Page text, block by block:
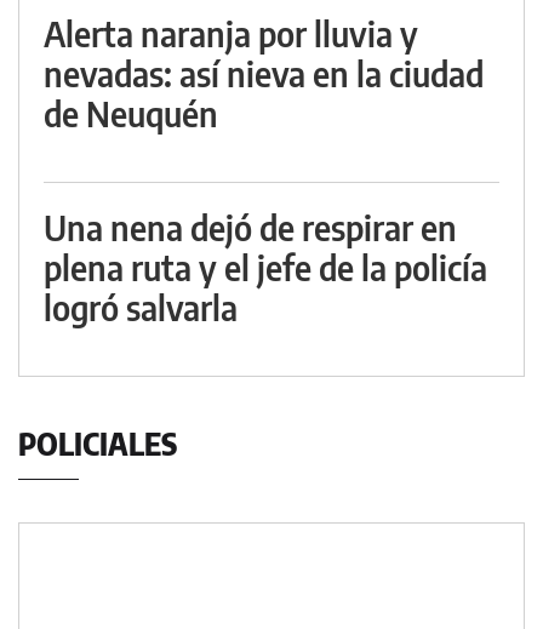
Alerta naranja por lluvia y
nevadas: así nieva en la ciudad
de Neuquén
Una nena dejó de respirar en
plena ruta y el jefe de la policía
logró salvarla
POLICIALES